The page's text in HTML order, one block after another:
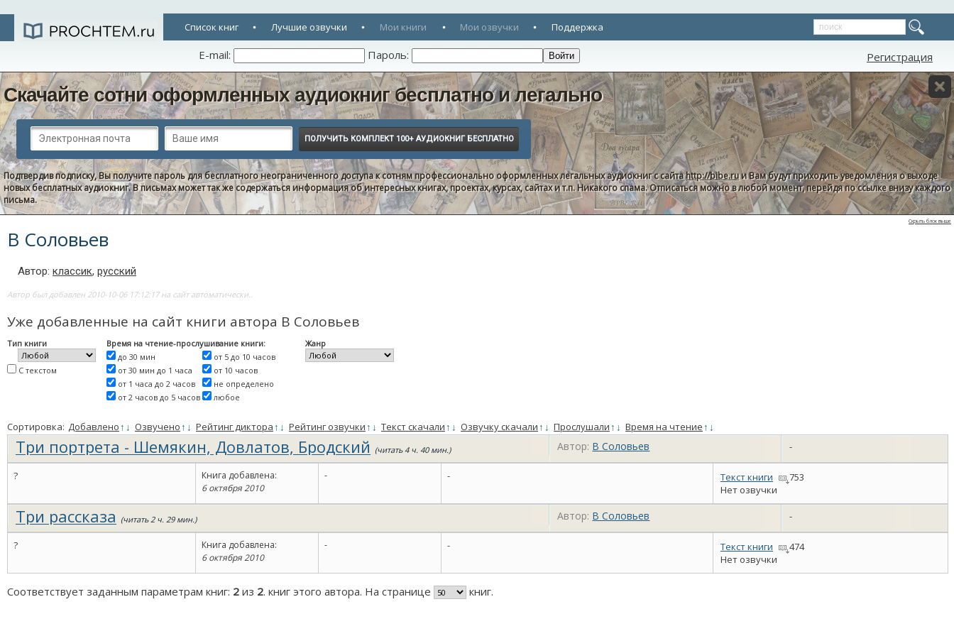
Список книг Лучшие озвучки Мои книги Мои озвучки Поддержка
E-mail: Пароль: Регистрация
Скачайте сотни оформленных аудиокниг бесплатно и легально
Подтвердив подписку, Вы получите пароль для бесплатного неограниченного доступа к сотням профессионально оформленных легальных аудиокниг с сайтаhttp://bibe.ruи Вам будут приходить уведомления о выходе
новых бесплатных аудиокниг. В письмах может так же содержаться информация об интересных книгах, проектах, курсах, сайтах и т.п. Никакого спама. Отписаться можно в любой момент, перейдя по ссылке внизу каждого
письма.
Скрыть блок выше
В Соловьев
Автор: классик, русский
Автор был добавлен 2010-10-06 17:12:17 на сайт автоматически..
Уже добавленные на сайт книги автора В Соловьев
Тип книги
С текстом
Время на чтение-прослушивание книги:
до 30 мин
от 30 мин до 1 часа
от 1 часа до 2 часов
от 2 часов до 5 часов
от 5 до 10 часов
от 10 часов
не определено
любое
Жанр
Сортировка: Добавлено↑ ↓ Озвучено↑ ↓ Рейтинг диктора↑ ↓ Рейтинг озвучки↑ ↓ Текст скачали↑ ↓ Озвучку скачали↑ ↓ Прослушали↑ ↓ Время на чтение↑ ↓
Три портрета - Шемякин, Довлатов, Бродский (читать 4 ч. 40 мин.) Автор: В Соловьев -
?
Книга добавлена:
6 октября 2010
- - Текст книги
753
Нет озвучки
Три рассказа (читать 2 ч. 29 мин.) Автор: В Соловьев -
?
Книга добавлена:
6 октября 2010
- - Текст книги
474
Нет озвучки
Соответствует заданным параметрам книг: 2 из 2. книг этого автора. На странице книг.